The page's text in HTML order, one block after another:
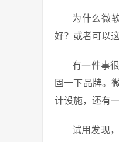
为什么微
好？或者可以
有一件事
固一下品牌。
计设施，还有
试用发现